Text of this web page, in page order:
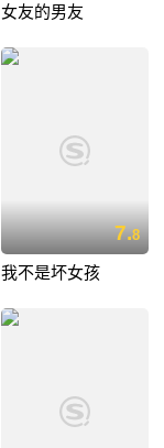
女友的男友
7.8
我不是坏女孩